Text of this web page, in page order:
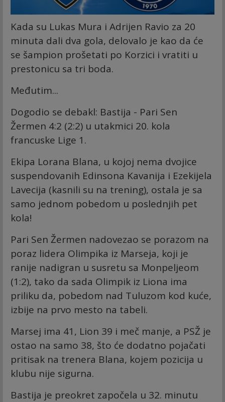
Kada su Lukas Mura i Adrijen Ravio za 20
minuta dali dva gola, delovalo je kao da će
se šampion prošetati po Korzici i vratiti u
prestonicu sa tri boda.
Međutim...
Dogodio se debakl: Bastija - Pari Sen
Žermen 4:2 (2:2) u utakmici 20. kola
francuske Lige 1.
Ekipa Lorana Blana, u kojoj nema dvojice
suspendovanih Edinsona Kavanija i Ezekijela
Lavecija (kasnili su na trening), ostala je sa
samo jednom pobedom u poslednjih pet
kola!
Pari Sen Žermen nadovezao se porazom na
poraz lidera Olimpika iz Marseja, koji je
ranije nadigran u susretu sa Monpeljeom
(1:2), tako da sada Olimpik iz Liona ima
priliku da, pobedom nad Tuluzom kod kuće,
izbije na prvo mesto na tabeli.
Marsej ima 41, Lion 39 i meč manje, a PSŽ je
ostao na samo 38, što će dodatno pojačati
pritisak na trenera Blana, kojem pozicija u
klubu nije sigurna.
Bastija je preokret započela u 32. minutu